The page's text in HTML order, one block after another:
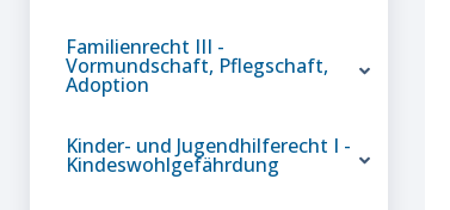
Familienrecht III -
Vormundschaft, Pflegschaft,
Adoption
Kinder- und Jugendhilferecht I -
Kindeswohlgefährdung